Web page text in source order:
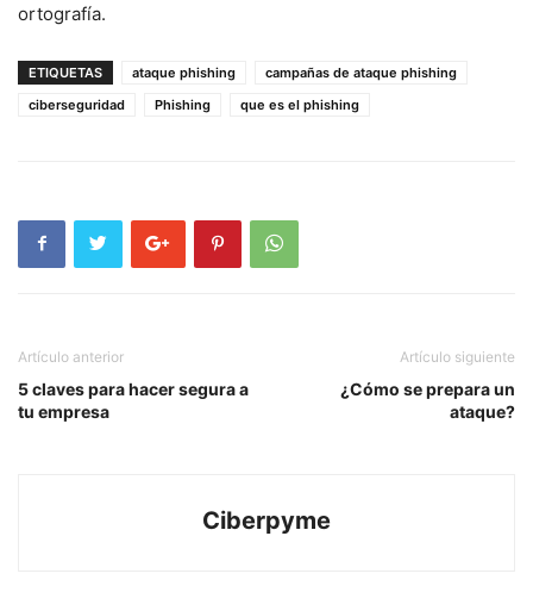
ortografía.
ETIQUETAS ataque phishing
campañas de ataque phishing
ciberseguridad
Phishing que es el phishing
Artículo anterior
5 claves para hacer segura a
tu empresa
Artículo siguiente
¿Cómo se prepara un
ataque?
Ciberpyme